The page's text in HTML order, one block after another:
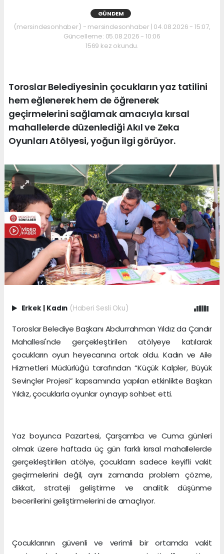
GÜNDEM
(mersindesonhaber) - mersindesonhaber | 04.08.2026 - 15:07,
Güncelleme: 05.08.2026 - 10:06
1569 kez okundu.
Toroslar Belediyesinin çocukların yaz tatilini
hem eğlenerek hem de öğrenerek
geçirmelerini sağlamak amacıyla kırsal
mahallelerde düzenlediği Akıl ve Zeka
Oyunları Atölyesi, yoğun ilgi görüyor.
Erkek Kadın (Haberi Sesli Oku)
Toroslar Belediye Başkanı Abdurrahman Yıldız da Çandır
Mahallesi'nde gerçekleştirilen atölyeye katılarak
çocukların oyun heyecanına ortak oldu. Kadın ve Aile
Hizmetleri Müdürlüğü tarafından “Küçük Kalpler, Büyük
Sevinçler Projesi” kapsamında yapılan etkinlikte Başkan
Yıldız, çocuklarla oyunlar oynayıp sohbet etti.
Yaz boyunca Pazartesi, Çarşamba ve Cuma günleri
olmak üzere haftada üç gün farklı kırsal mahallelerde
gerçekleştirilen atölye, çocukların sadece keyifli vakit
geçirmelerini değil, aynı zamanda problem çözme,
dikkat, strateji geliştirme ve analitik düşünme
becerilerini geliştirmelerini de amaçlıyor.
Çocuklarının güvenli ve verimli bir ortamda vakit